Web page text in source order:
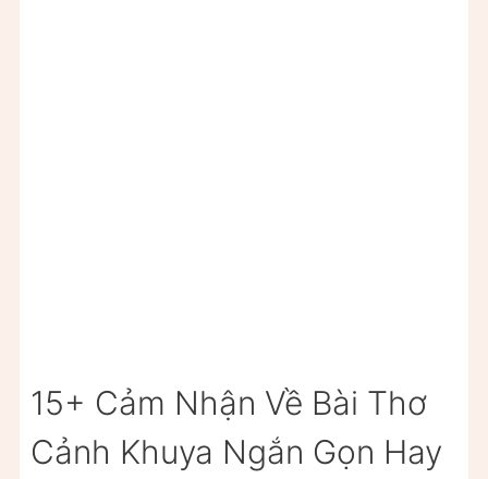
15+ Cảm Nhận Về Bài Thơ
Cảnh Khuya Ngắn Gọn Hay